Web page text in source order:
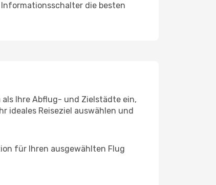
die besten
Ihre Abflug- und Zielstädte ein,
ideales Reiseziel auswählen und
für Ihren ausgewählten Flug